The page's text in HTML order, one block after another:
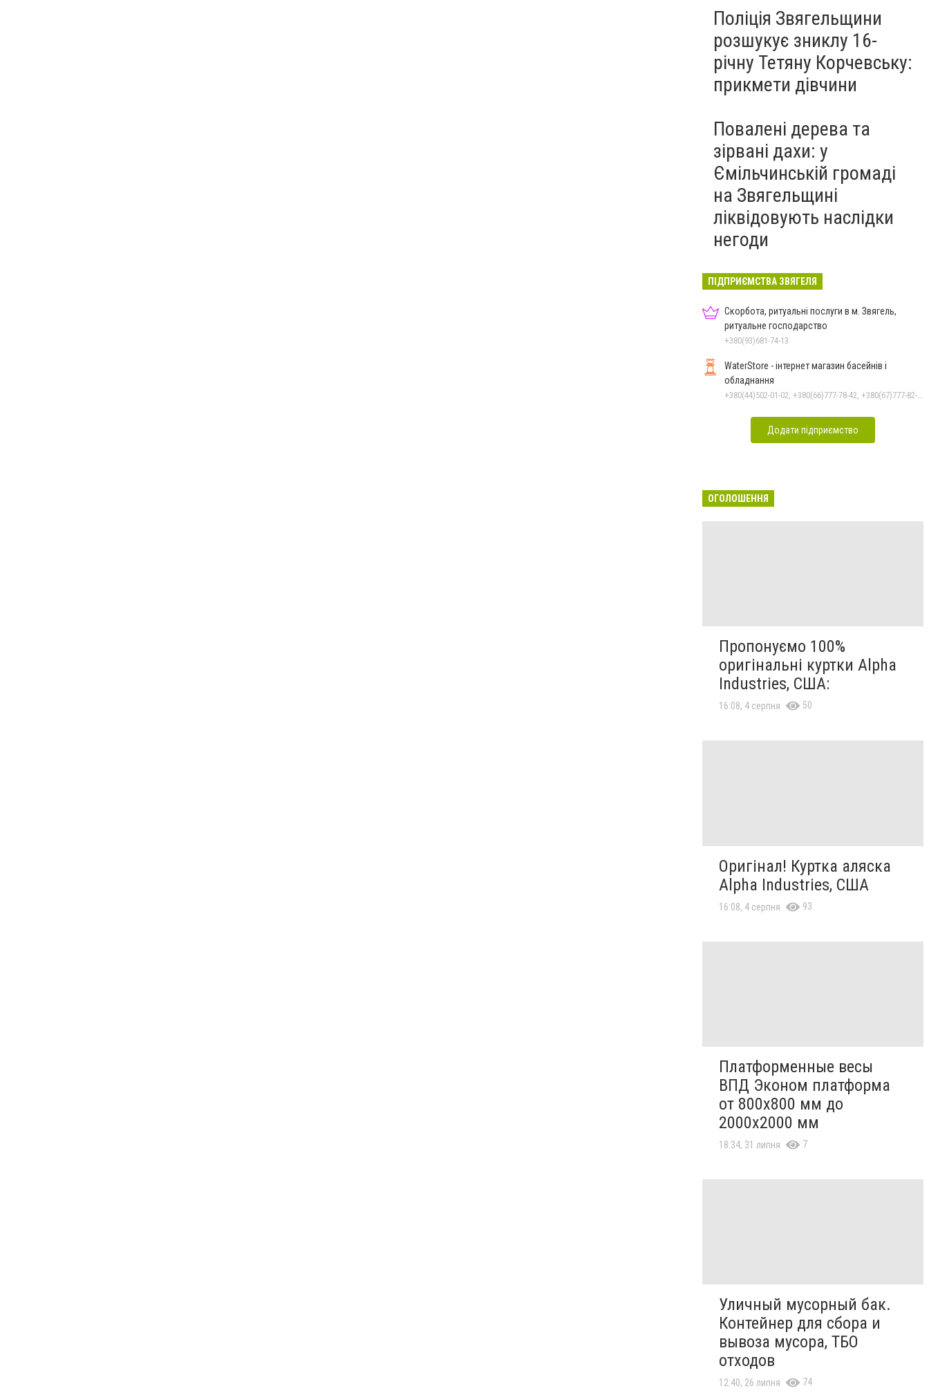
Поліція Звягельщини
розшукує зниклу 16-
річну Тетяну Корчевську:
прикмети дівчини
Повалені дерева та
зірвані дахи: у
Ємільчинській громаді
на Звягельщині
ліквідовують наслідки
негоди
ПІДПРИЄМСТВА ЗВЯГЕЛЯ
Скорбота, ритуальні послуги в м. Звягель,
ритуальне господарство
+380(93)681-74-13
WaterStore - інтернет магазин басейнів і
обладнання
+380(44)502-01-02, +380(66)777-78-42, +380(67)777-82-19, +380(67)890-80-80, +380(73)890-80-80, +380(44)502-01-03
Додати підприємство
ОГОЛОШЕННЯ
Пропонуємо 100%
оригінальні куртки Alpha
Industries, США:
16:08, 4 серпня 50
Оригінал! Куртка аляска
Alpha Industries, США
16:08, 4 серпня 93
Платформенные весы
ВПД Эконом платформа
от 800х800 мм до
2000х2000 мм
18:34, 31 липня 7
Уличный мусорный бак.
Контейнер для сбора и
вывоза мусора, ТБО
отходов
12:40, 26 липня 74